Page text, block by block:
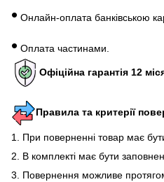
• Онлайн-оплата банківською
• Оплата частинами.
Офіційна гарантія 12
Правила та критерії
1. При поверненні товар має
2. В комплекті має бути
3. Повернення можливе